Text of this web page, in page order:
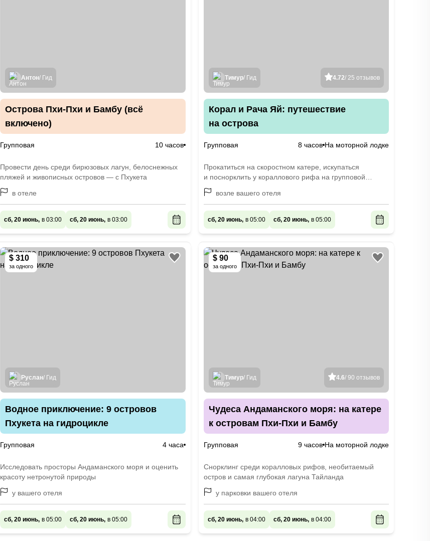
Антон/ Гид
Острова Пхи-Пхи и Бамбу (всё
включено)
Групповая 10 часов
Провести день среди бирюзовых лагун, белоснежных
пляжей и живописных островов — с Пхукета
в отеле
сб, 20 июнь, в 03:00 сб, 20 июнь, в 03:00
4.72/ 25 отзывов
Тимур/ Гид
Корал и Рача Яй: путешествие
на острова
Групповая 8 часов На моторной лодке
Прокатиться на скоростном катере, искупаться
и поснорклить у кораллового рифа на групповой
экскурсии
возле вашего отеля
сб, 20 июнь, в 05:00 сб, 20 июнь, в 05:00
$ 310
за одного
Руслан/ Гид
Водное приключение: 9 островов
Пхукета на гидроцикле
Групповая 4 часа
Исследовать просторы Андаманского моря и оценить
красоту нетронутой природы
у вашего отеля
сб, 20 июнь, в 05:00 сб, 20 июнь, в 05:00
$ 90
за одного
4.6/ 90 отзывов
Тимур/ Гид
Чудеса Андаманского моря: на катере
к островам Пхи-Пхи и Бамбу
Групповая 9 часов На моторной лодке
Снорклинг среди коралловых рифов, необитаемый
остров и самая глубокая лагуна Тайланда
у парковки вашего отеля
сб, 20 июнь, в 04:00 сб, 20 июнь, в 04:00